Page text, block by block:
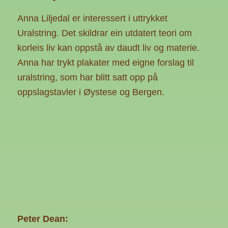
Anna Liljedal er interessert i uttrykket
Uralstring. Det skildrar ein utdatert teori om
korleis liv kan oppstå av daudt liv og materie.
Anna har trykt plakater med eigne forslag til
uralstring, som har blitt satt opp på
oppslagstavler i Øystese og Bergen.
Peter Dean: